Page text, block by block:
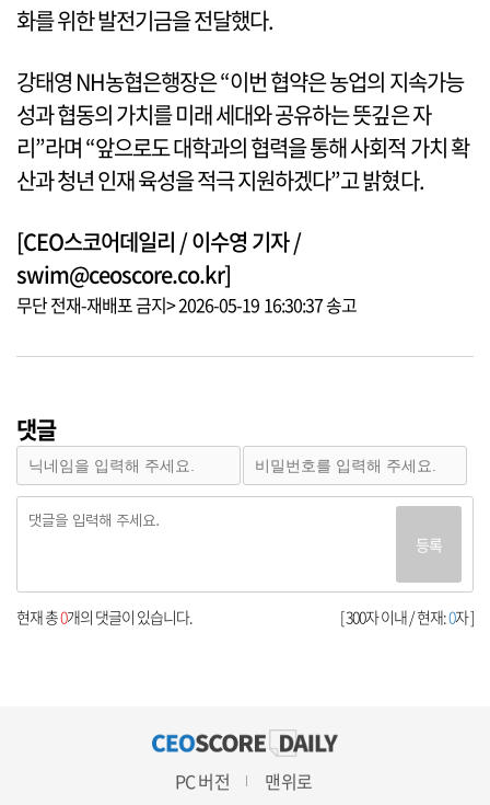
화를 위한 발전기금을 전달했다.
강태영 NH농협은행장은 “이번 협약은 농업의 지속가능
성과 협동의 가치를 미래 세대와 공유하는 뜻깊은 자
리”라며 “앞으로도 대학과의 협력을 통해 사회적 가치 확
산과 청년 인재 육성을 적극 지원하겠다”고 밝혔다.
[CEO스코어데일리 / 이수영 기자 /
swim@ceoscore.co.kr]
무단 전재-재배포 금지> 2026-05-19 16:30:37 송고
댓글
등록
[ 300자 이내 / 현재:0자 ]
현재 총0개의 댓글이 있습니다.
PC 버전 맨위로